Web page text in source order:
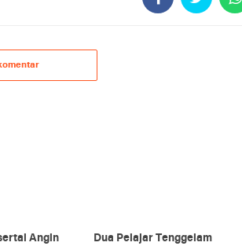
Angin
Dua Pelajar Tenggelam